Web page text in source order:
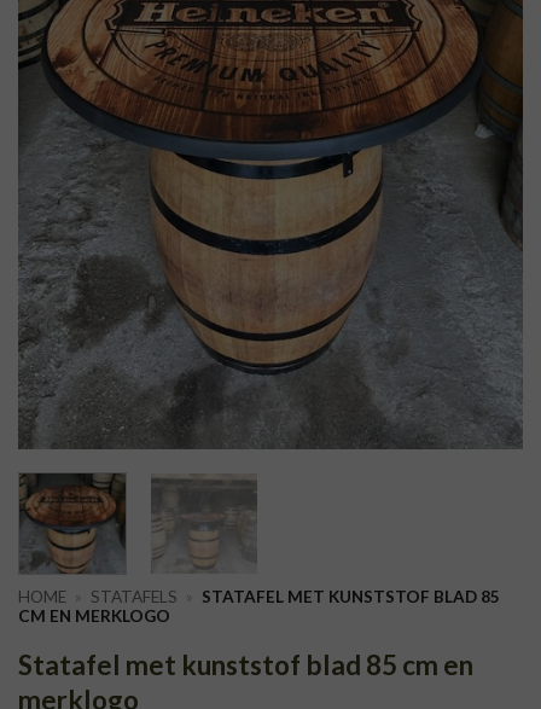
HOME » STATAFELS » STATAFEL MET KUNSTSTOF BLAD 85
CM EN MERKLOGO
Statafel met kunststof blad 85 cm en
merklogo